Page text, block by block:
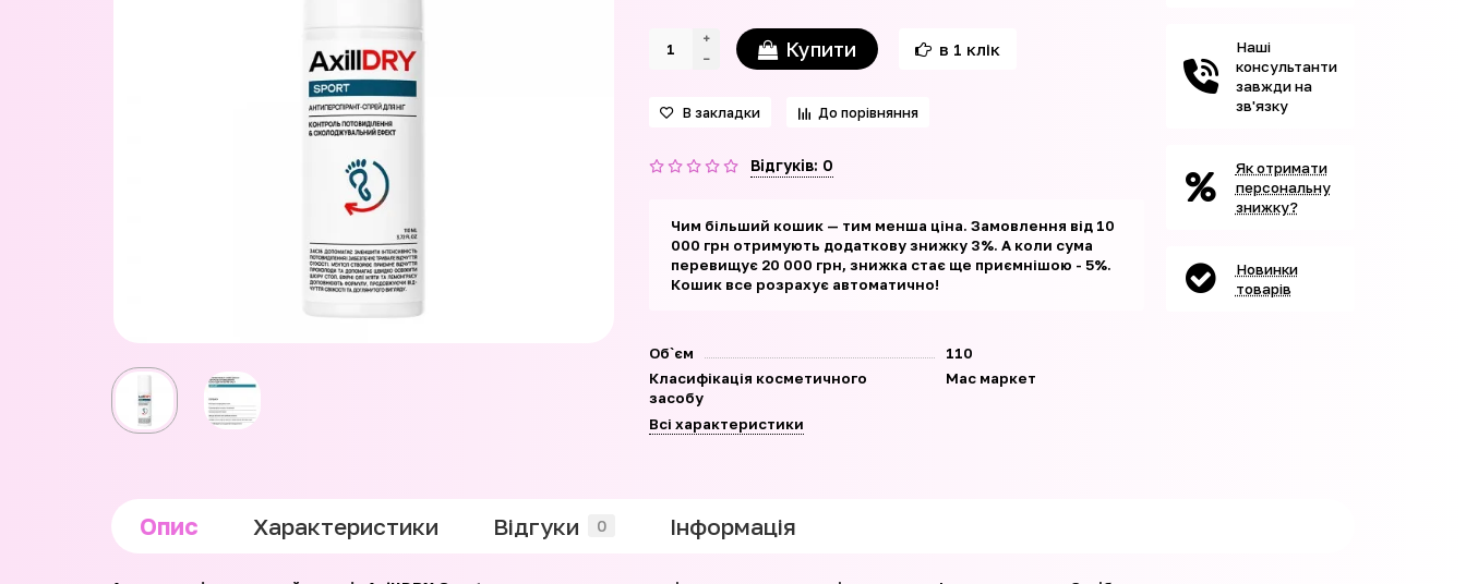
Купити в 1 клік
В закладки До порівняння
Відгуків: 0
Чим більший кошик — тим менша ціна. Замовлення від 10
000 грн отримують додаткову знижку 3%. А коли сума
перевищує 20 000 грн, знижка стає ще приємнішою - 5%.
Кошик все розрахує автоматично!
Об`єм
110
Класифікація косметичного
засобу
Мас маркет
Всі характеристики
Наші
консультанти
завжди на
зв'язку
Як отримати
персональну
знижку?
Новинки
товарів
Опис Характеристики Відгуки 0 Iнформація